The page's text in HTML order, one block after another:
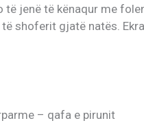
të jenë të kënaqur me
shoferit gjatë natës.
– qafa e pirunit